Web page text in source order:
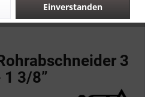
3
3/8”
Einverstanden